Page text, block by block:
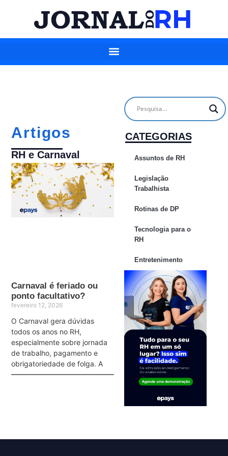
Artigos
RH e Carnaval
Carnaval é feriado ou
ponto facultativo?
fevereiro 12, 2026
O Carnaval gera dúvidas
todos os anos no RH,
especialmente sobre jornada
de trabalho, pagamento e
obrigatoriedade de folga. A
CATEGORIAS
Assuntos de RH
Legislação
Trabalhista
Rotinas de DP
Tecnologia para o
RH
Entretenimento